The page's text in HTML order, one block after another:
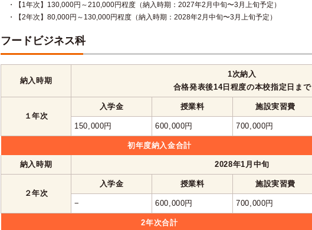
・【1年次】130,000円～210,000円程度（納入時期：2027年2月中旬〜3月上旬予定）
・【2年次】80,000円～130,000円程度（納入時期：2028年2月中旬〜3月上旬予定）
フードビジネス科
納入時期
1次納入
合格発表後14日程度の本校指定日まで
１年次
入学金 授業料 施設実習費
150,000円 600,000円 700,000円
初年度納入金合計
納入時期 2028年1月中旬
２年次
入学金 授業料 施設実習費
− 600,000円 700,000円
2年次合計